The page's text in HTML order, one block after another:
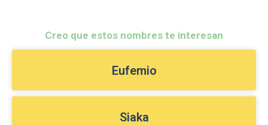
Creo que estos nombres te interesan
Eufemio
Siaka